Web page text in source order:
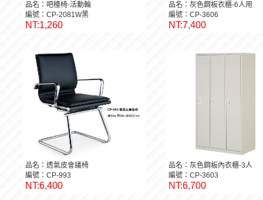
品名：吧檯椅-活動輪
編號：CP-2081W黑
NT:1,260
品名：灰色鋼板衣櫃-6人用
編號：CP-3606
NT:7,400
品名：透氣皮會議椅
編號：CP-993
NT:6,400
品名：灰色鋼板內衣櫃-3人
編號：CP-3603
NT:6,700